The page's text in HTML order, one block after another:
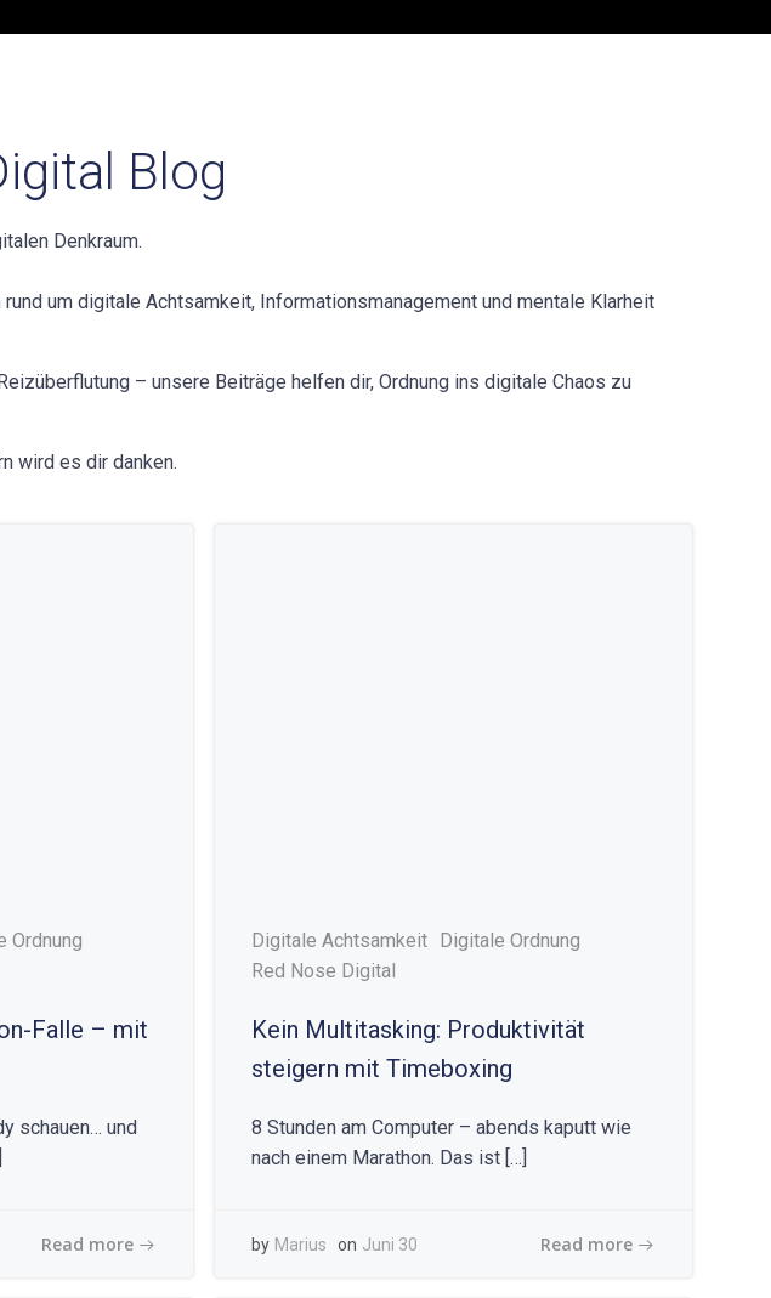
Blog
Denkraum.
um digitale Achtsamkeit, Informationsmanagement und mentale Klarheit
– unsere Beiträge helfen dir, Ordnung ins digitale Chaos zu
wird es dir danken.
Ordnung
Falle – mit
schauen… und
Read more
Digitale Achtsamkeit Digitale Ordnung
Red Nose Digital
Kein Multitasking: Produktivität
steigern mit Timeboxing
8 Stunden am Computer – abends kaputt wie
nach einem Marathon. Das ist […]
by Marius on Juni 30 Read more